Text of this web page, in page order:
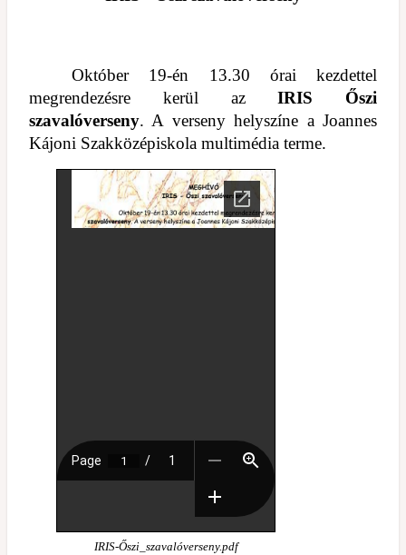
Október 19-én 13.30 órai kezdettel
megrendezésre kerül azIRIS Őszi
szavalóverseny. A verseny helyszíne a Joannes
Kájoni Szakközépiskola multimédia terme.
IRIS-Őszi_szavalóverseny.pdf